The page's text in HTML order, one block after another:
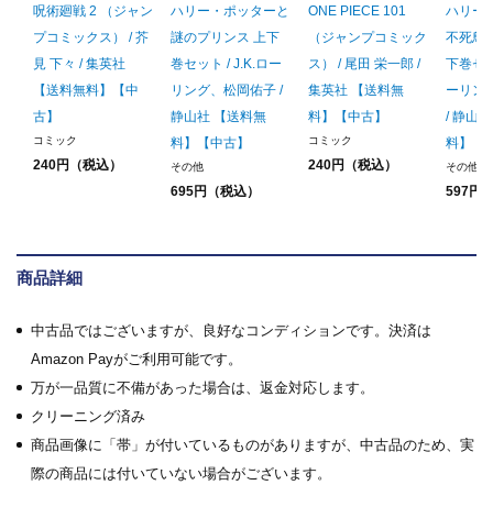
呪術廻戦 2 （ジャン
プコミックス） / 芥
見 下々 / 集英社
【送料無料】【中
古】
コミック
240円（税込）
ハリー・ポッターと
謎のプリンス 上下
巻セット / J.K.ロー
リング、松岡佑子 /
静山社 【送料無
料】【中古】
その他
695円（税込）
ONE PIECE 101
（ジャンプコミック
ス） / 尾田 栄一郎 /
集英社 【送料無
料】【中古】
コミック
240円（税込）
ハリー
不死鳥
下巻セ
ーリン
/ 静山
料】【
その他
597円
商品詳細
中古品ではございますが、良好なコンディションです。決済は
Amazon Payがご利用可能です。
万が一品質に不備があった場合は、返金対応します。
クリーニング済み
商品画像に「帯」が付いているものがありますが、中古品のため、実
際の商品には付いていない場合がございます。